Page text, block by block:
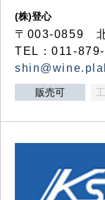
(株)登心
〒003-0859 北
TEL：011-
販売可